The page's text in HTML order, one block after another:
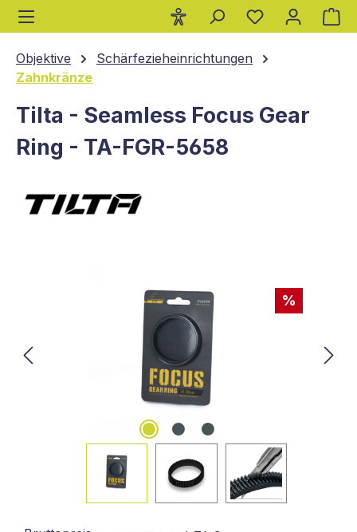
springen
Objektive
Schärfezieheinrichtungen
Zahnkränze
Tilta - Seamless Focus Gear
Ring - TA-FGR-5658
%